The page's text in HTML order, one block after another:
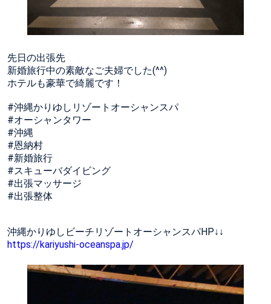
先日の出張先
新婚旅行中の素敵なご夫婦でした(^^)
ホテルも豪華で綺麗です！
#沖縄かりゆしリゾートオーシャンスパ
#オーシャンタワー
#沖縄
#恩納村
#新婚旅行
#スキューバダイビング
#出張マッサージ
#出張整体
沖縄かりゆしビーチリゾートオーシャンスパHP↓↓
https://kariyushi-oceanspa.jp/